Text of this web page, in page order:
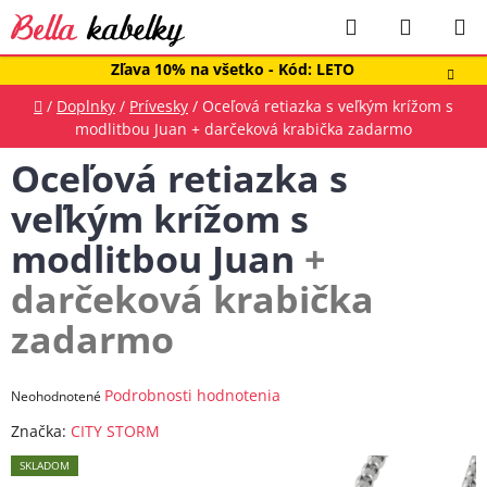
Prejsť
na
obsah
Zľava 10% na všetko - Kód: LETO
Hľadať
KOŠÍK
Domov
/ Doplnky / Prívesky / Oceľová retiazka s veľkým krížom s
modlitbou Juan + darčeková krabička zadarmo
Oceľová retiazka s
veľkým krížom s
modlitbou Juan +
darčeková krabička
zadarmo
Priemerné
produktu
je
Neohodnotené Podrobnosti hodnotenia
Značka: CITY STORM
SKLADOM